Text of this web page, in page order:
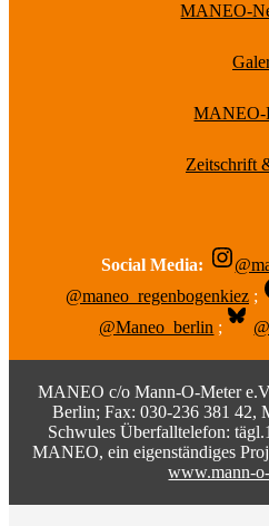
MANEO-
MANEO-
Zeitschrift
Social Media:
@maneo_regenbogenkiez ;
@Maneo_berlin ;
MANEO c/o Mann-O-Meter
Berlin; Fax: 030-236 381 42,
Schwules Überfalltelefon:
MANEO, ein eigenständiges
www.mann-